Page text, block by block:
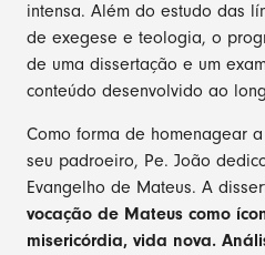
intensa. Além do estudo das
de exegese e teologia, o
de uma dissertação e um
conteúdo desenvolvido ao
Como forma de homenagear
seu padroeiro, Pe. João
Evangelho de Mateus. A
vocação de Mateus como
misericórdia, vida nova.